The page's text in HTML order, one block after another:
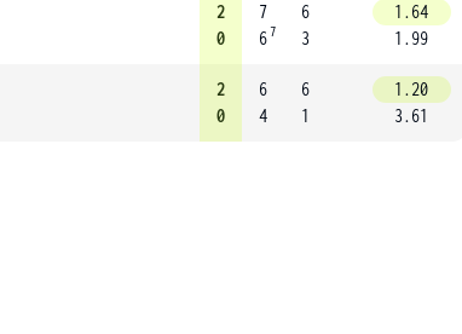
2
0
7
67
6
3
1.64
1.99
2
0
6
4
6
1
1.20
3.61